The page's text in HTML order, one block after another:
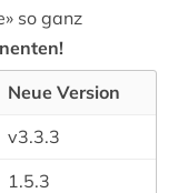
so ganz
Neue Version
v3.3.3
1.5.3